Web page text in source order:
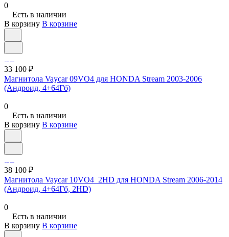
0
Есть в наличии
В корзину В корзине
33 100 ₽
Магнитола Vaycar 09VO4 для HONDA Stream 2003-2006
(Андроид, 4+64Гб)
0
Есть в наличии
В корзину В корзине
38 100 ₽
Магнитола Vaycar 10VO4_2HD для HONDA Stream 2006-2014
(Андроид, 4+64Гб, 2HD)
0
Есть в наличии
В корзину В корзине